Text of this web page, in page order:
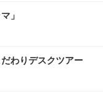
」
わりデスクツアー